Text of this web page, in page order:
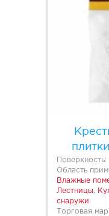
Поверхность:
Область
Влажные
Лестницы,
снаружи
Торговая